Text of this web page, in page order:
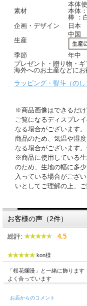
素材
本体
本体
棒 ：
企画・デザイン
日本
生産
中国
季節
年中
プレゼント・贈り物・
海外へのお土産などにお
ラッピング・熨斗（のし
※商品画像はできるだけ
ご覧になるディスプレ
なる場合がございます
商品のため、気温や湿
なる場合がございます
※商品に使用している
のため、生地の幅に多
入っている場合がござ
いとしてご理解の上、
お客様の声（2件）
総評: 4.5
kon様
「桜花爛漫」と一緒に飾ります
よく合っています
お店からのコメント